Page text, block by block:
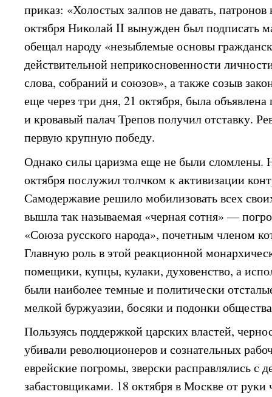
приказ: «Холостых залпов не давать,
октября Николай II вынужден был подписать
обещал народу «незыблемые основы
действительной неприкосновенности
слова, собраний и союзов», а также созыв
еще через три дня, 21 октября, была
и кровавый палач Трепов получил отставку.
первую крупную победу.
Однако силы царизма еще не были сломлены.
октября послужил толчком к активизации
Самодержавие решило мобилизовать всех
вышла так называемая «черная сотня» —
«Союза русского народа», почетным членом
Главную роль в этой реакционной
помещики, купцы, кулаки, духовенство, а
были наиболее темные и политически
мелкой буржуазии, босяки и подонки
Пользуясь поддержкой царских властей,
убивали революционеров и сознательных
еврейские погромы, зверски расправлялись с
забастовщиками. 18 октября в Москве от руки